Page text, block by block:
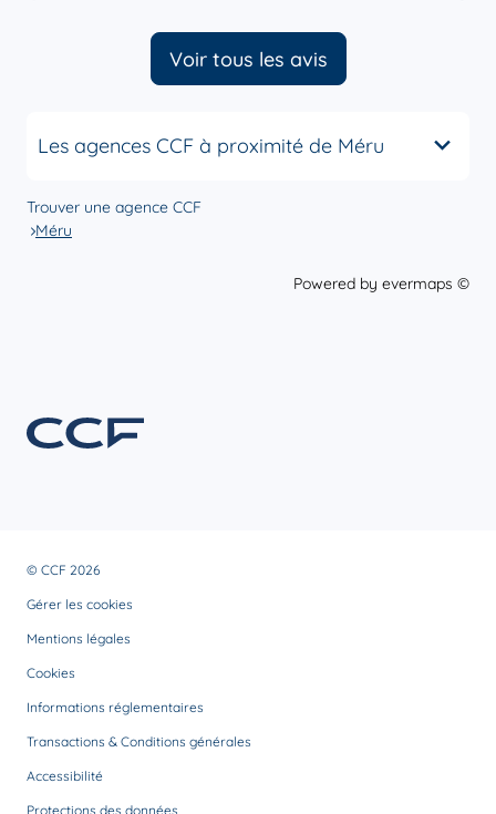
Voir tous les avis
Les agences CCF à proximité de Méru
Trouver une agence CCF
Méru
Powered by evermaps ©
© CCF 2026
Gérer les cookies
Mentions légales
Cookies
Informations réglementaires
Transactions & Conditions générales
Accessibilité
Protections des données